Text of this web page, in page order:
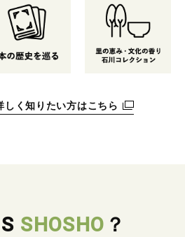
しく知りたい方はこちら
SHOSHO ？